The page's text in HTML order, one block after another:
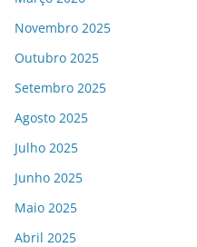
Novembro 2025
Outubro 2025
Setembro 2025
Agosto 2025
Julho 2025
Junho 2025
Maio 2025
Abril 2025